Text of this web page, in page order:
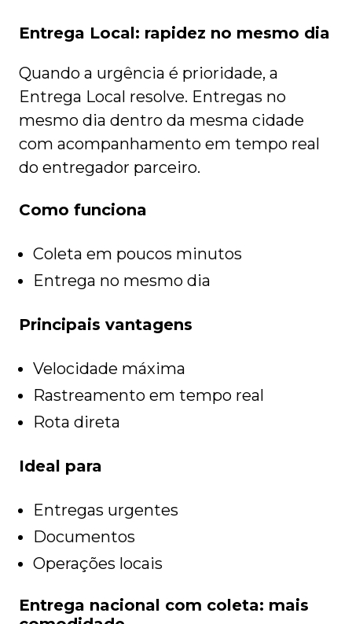
Entrega Local: rapidez no mesmo dia
Quando a urgência é prioridade, a
Entrega Local resolve. Entregas no
mesmo dia dentro da mesma cidade
com acompanhamento em tempo real
do entregador parceiro.
Como funciona
Coleta em poucos minutos
Entrega no mesmo dia
Principais vantagens
Velocidade máxima
Rastreamento em tempo real
Rota direta
Ideal para
Entregas urgentes
Documentos
Operações locais
Entrega nacional com coleta: mais